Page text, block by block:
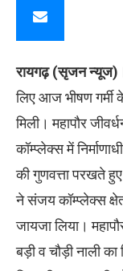
रायगढ़ (सृजन
लिए आज भीषण गर्मी
मिली। महापौर
कॉम्प्लेक्स में
की गुणवत्ता परखते
ने संजय कॉम्प्लेक्स
जायजा लिया।
बड़ी व चौड़ी नाली